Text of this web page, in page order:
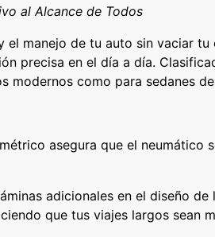
i
d
a
al Alcance de Todos
el manejo de tu auto sin vaciar tu
precisa en el día a día.
modernos como para sedanes
asegura que el
adicionales en el diseño
que tus viajes largos sean